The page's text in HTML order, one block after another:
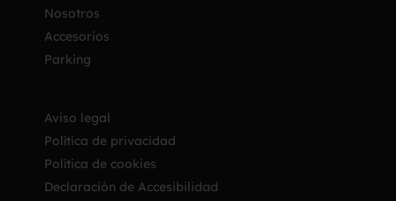
Nosotros
Accesorios
Parking
Aviso legal
Política de privacidad
Política de cookies
Declaración de Accesibilidad